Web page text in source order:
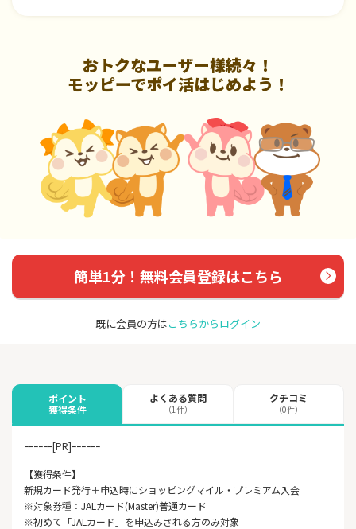
おトクなユーザー様続々！
モッピーでポイ活はじめよう！
簡単1分！無料会員登録はこちら
既に会員の方はこちらからログイン
ポイント
獲得条件
よくある質問
（1件）
クチコミ
（0件）
ｰｰｰｰｰｰ[PR]ｰｰｰｰｰｰ
【獲得条件】
新規カード発行＋申込時にショッピングマイル・プレミアム入会
※対象券種：JALカード(Master)普通カード
※初めて「JALカード」を申込みされる方のみ対象